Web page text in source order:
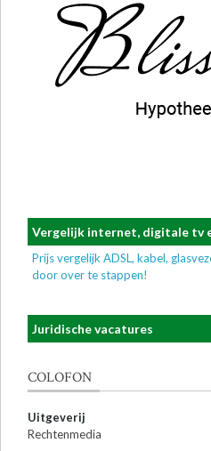
Vergelijk internet, digitale tv
Prijs vergelijk ADSL, kabel,
door over te stappen!
Juridische vacatures
COLOFON
Uitgeverij
Rechtenmedia